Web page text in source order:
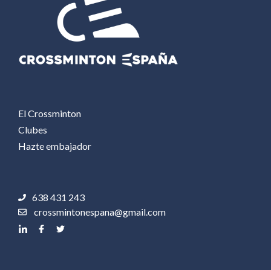
El Crossminton
Clubes
Hazte embajador
638 431 243
crossmintonespana@gmail.com